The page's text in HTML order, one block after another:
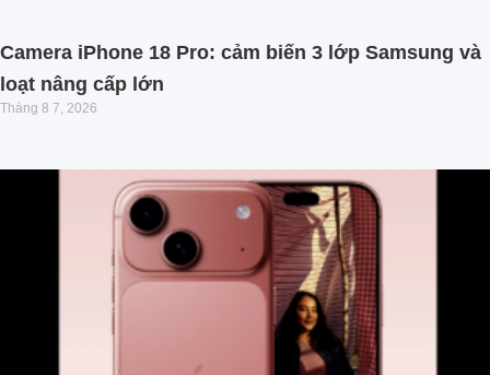
Camera iPhone 18 Pro: cảm biến 3 lớp Samsung và
loạt nâng cấp lớn
Tháng 8 7, 2026